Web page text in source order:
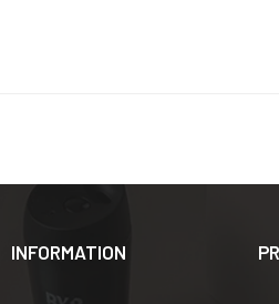
INFORMATION